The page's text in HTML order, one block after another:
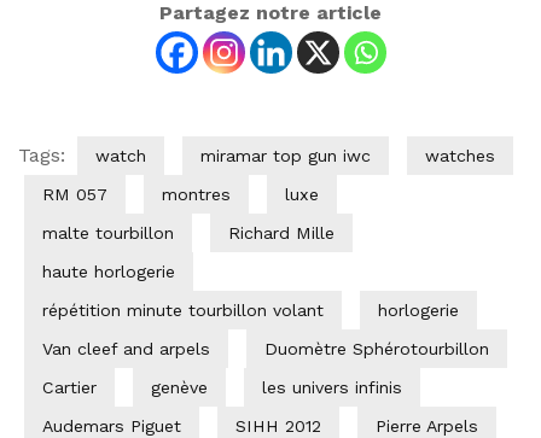
Partagez notre article
Tags: watch miramar top gun iwc
watches
RM 057
montres
luxe
malte tourbillon
Richard Mille
haute horlogerie
répétition minute tourbillon volant
horlogerie
Van cleef and arpels
Duomètre Sphérotourbillon
Cartier
genève
les univers infinis
Audemars Piguet
SIHH 2012
Pierre Arpels